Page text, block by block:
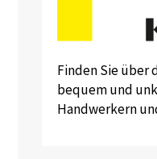
Finden Sie über
bequem und
Handwerkern